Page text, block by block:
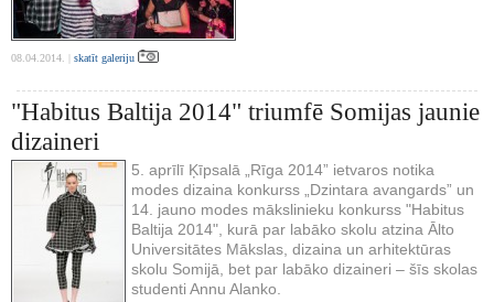
08.04.2014. | skatīt galeriju
"Habitus Baltija 2014" triumfē Somijas jaunie
dizaineri
5. aprīlī Ķīpsalā „Rīga 2014” ietvaros notika
modes dizaina konkurss „Dzintara avangards” un
14. jauno modes mākslinieku konkurss "Habitus
Baltija 2014", kurā par labāko skolu atzina Ālto
Universitātes Mākslas, dizaina un arhitektūras
skolu Somijā, bet par labāko dizaineri – šīs skolas
studenti Annu Alanko.